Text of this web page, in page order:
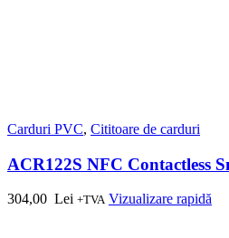
Carduri PVC, Cititoare de carduri
ACR122S NFC Contactless
304,00 Lei +TVA Vizualizare rapidă